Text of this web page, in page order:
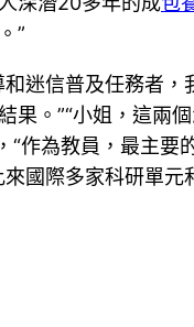
”
和迷信普及任務者
果。”“小姐，這兩
“作為教員，最主
來國際多家科研單